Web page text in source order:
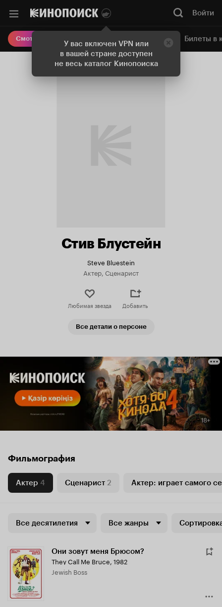
У вас включен VPN или
в вашей стране доступен
не весь каталог Кинопоиска
Войти
Смотреть кино Онлайн-кинотеатр Билеты в
Стив Блустейн
Steve Bluestein
Актер, Сценарист
Любимая звезда Добавить
Все детали о персоне
Фильмография
Актер 4 Сценарист 2 Актер: играет самого
Все десятилетия Все жанры
Они зовут меня Брюсом?
They Call Me Bruce, 1982
Jewish Boss